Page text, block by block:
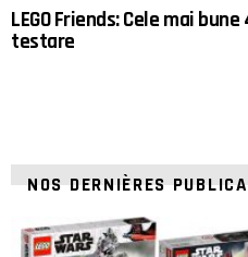
LEGO Friends: Cele mai
testare
NOS DERNIÈRES